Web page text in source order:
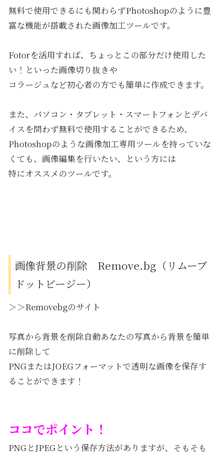
無料で使用できるにも関わらずPhotoshopのように豊
富な機能が搭載された画像加工ツールです。
Fotorを活用すれば、ちょっとこの部分だけ使用した
い！といった画像切り抜きや
コラージュなど初心者の方でも簡単に作成できます。
また、パソコン・ タブレット ・スマートフォンと デバ
イス を問わず無料で使用することができるため、
Photoshopのような画像加工専用ツールを持っていな
くても、画像編集を行いたい、という方には
特にオススメのツールです。
画像背景の削除 Remove.bg（リムーブ
ドットビージー）
＞＞Removebgのサイト
写真から背景を削除自動あなたの写真から背景を簡単
に削除して
PNGまたはJOEGフォーマットで透明な画像を保存す
ることができます！
ココでポイント！
PNGとJPEGという保存方法がありますが、そもそも